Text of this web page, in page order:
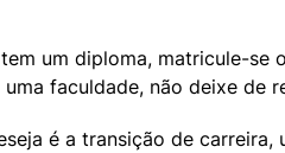
um diploma, matricule-
faculdade, não deixe de
é a transição de